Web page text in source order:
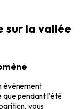
sur la vallée
événement
que pendant l'été
vous